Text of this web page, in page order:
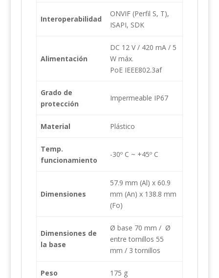
Interoperabilidad
ONVIF (Perfil S, T),
ISAPI, SDK
Alimentación
DC 12 V / 420 mA / 5
W máx.
PoE IEEE802.3af
Grado de
protección
Impermeable IP67
Material Plástico
Temp.
funcionamiento
-30º C ~ +45º C
Dimensiones
57.9 mm (Al) x 60.9
mm (An) x 138.8 mm
(Fo)
Dimensiones de
la base
Ø base 70 mm / Ø
entre tornillos 55
mm / 3 tornillos
Peso 175 g